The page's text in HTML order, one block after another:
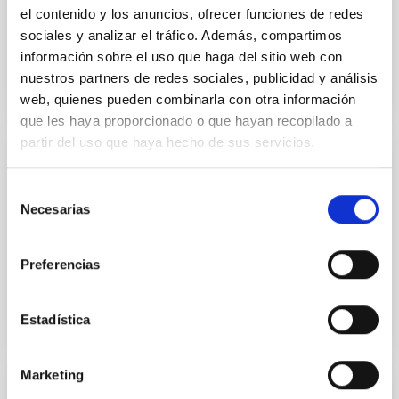
el contenido y los anuncios, ofrecer funciones de redes
sociales y analizar el tráfico. Además, compartimos
información sobre el uso que haga del sitio web con
nuestros partners de redes sociales, publicidad y análisis
web, quienes pueden combinarla con otra información
que les haya proporcionado o que hayan recopilado a
partir del uso que haya hecho de sus servicios.
Necesarias
Preferencias
Estadística
Marketing
Date 01/19/2024
CALENDAR
Calendario astronómico 2024 (póster)
Date